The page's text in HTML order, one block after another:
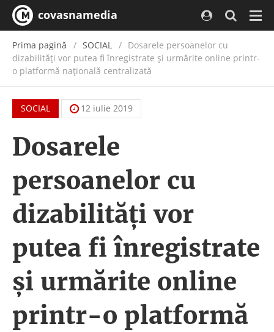
covasnamedia
Prima pagină SOCIAL
Dosarele persoanelor cu
dizabilităţi vor putea fi înregistrate şi urmărite online printr-
o platformă naţională centralizată
SOCIAL 12 iulie 2019
Dosarele
persoanelor cu
dizabilităţi vor
putea fi înregistrate
şi urmărite online
printr-o platformă